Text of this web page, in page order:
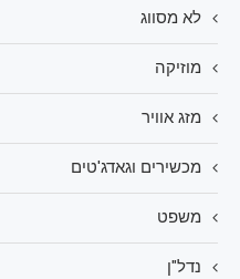
לא מסווג
מוזיקה
מזג אוויר
מכשירים וגאדג'טים
משפט
נדל"ן